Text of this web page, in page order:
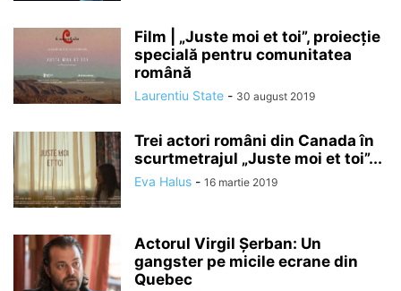
Film | „Juste moi et toi”, proiecție
specială pentru comunitatea
română
Laurentiu State - 30 august 2019
Trei actori români din Canada în
scurtmetrajul „Juste moi et toi”...
Eva Halus - 16 martie 2019
Actorul Virgil Șerban: Un
gangster pe micile ecrane din
Quebec